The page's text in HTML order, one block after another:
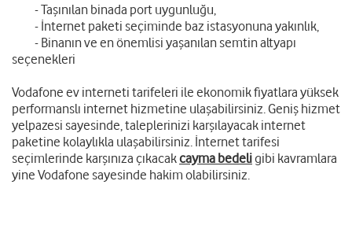
- Taşınılan binada port uygunluğu,
- İnternet paketi seçiminde baz istasyonuna yakınlık,
- Binanın ve en önemlisi yaşanılan semtin altyapı
seçenekleri
Vodafone ev interneti tarifeleri ile ekonomik fiyatlara yüksek
performanslı internet hizmetine ulaşabilirsiniz. Geniş hizmet
yelpazesi sayesinde, taleplerinizi karşılayacak internet
paketine kolaylıkla ulaşabilirsiniz. İnternet tarifesi
seçimlerinde karşınıza çıkacakcayma bedeligibi kavramlara
yine Vodafone sayesinde hakim olabilirsiniz.